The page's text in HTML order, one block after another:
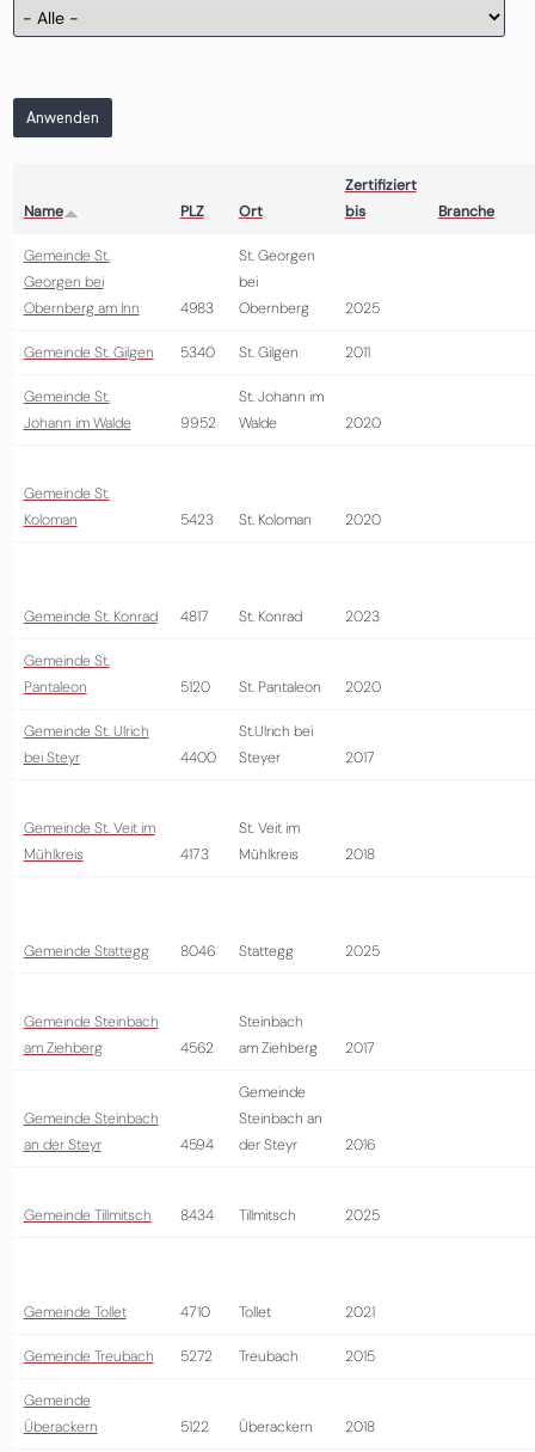
Anwenden
Name PLZ Ort
Zertifiziert
bis
Branche
Gemeinde St.
Georgen bei
Obernberg am Inn
4983
St. Georgen
bei
Obernberg
2025
Gemeinde St. Gilgen 5340 St. Gilgen 2011
Gemeinde St.
Johann im Walde
9952
St. Johann im
Walde
2020
Gemeinde St.
Koloman
5423 St. Koloman 2020
Gemeinde St. Konrad 4817 St. Konrad 2023
Gemeinde St.
Pantaleon
5120 St. Pantaleon 2020
Gemeinde St. Ulrich
bei Steyr
4400
St.Ulrich bei
Steyer
2017
Gemeinde St. Veit im
Mühlkreis
4173
St. Veit im
Mühlkreis
2018
Gemeinde Stattegg 8046 Stattegg 2025
Gemeinde Steinbach
am Ziehberg
4562
Steinbach
am Ziehberg
2017
Gemeinde Steinbach
an der Steyr
4594
Gemeinde
Steinbach an
der Steyr
2016
Gemeinde Tillmitsch 8434 Tillmitsch 2025
Gemeinde Tollet 4710 Tollet 2021
Gemeinde Treubach 5272 Treubach 2015
Gemeinde
Überackern
5122 Überackern 2018